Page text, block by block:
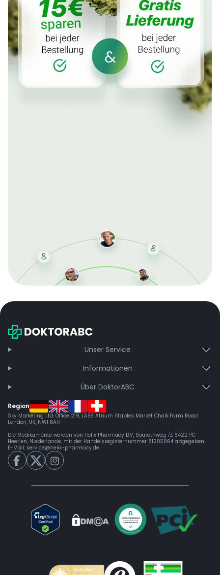
bei jeder Bestellung, erhalten schnelle Lieferung und
Unser Service
Informationen
Über DoktorABC
Region
Sky Marketing Ltd. Office 219, LABS Atrium Stables Market Chalk Farm Road
London, UK, NW1 8AH
Die Medikamente werden von Helix Pharmacy B.V, Sourethweg 7Z 6422 PC
Heerlen, Niederlande, mit der Handelsregisternummer 81205864 abgegeben.
E-Mail: service@helix-pharmacy.de